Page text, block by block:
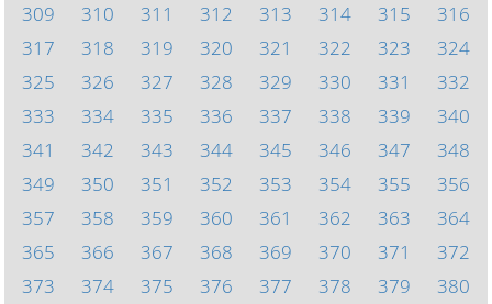
309
310 311 312 313 314 315
316
317
318 319 320 321 322 323
324
325
326 327 328 329 330 331
332
333
334 335 336 337 338 339
340
341
342 343 344 345 346 347
348
349
350 351 352 353 354 355
356
357
358 359 360 361 362 363
364
365
366 367 368 369 370 371
372
373
374 375 376 377 378 379 380